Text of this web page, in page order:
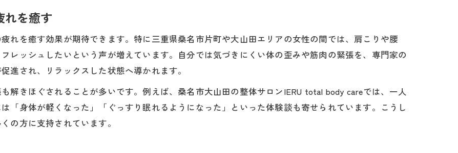
れを癒す
れを癒す効果が期待できます。特に三重県桑名市片町や大山田エリアの女性の間では、肩こりや腰
レッシュしたいという声が増えています。自分では気づきにくい体の歪みや筋肉の緊張を、専門家の
進され、リラックスした状態へ導かれます。
解きほぐされることが多いです。例えば、桑名市大山田の整体サロンIERU total body careでは、一人
「身体が軽くなった」「ぐっすり眠れるようになった」といった体験談も寄せられています。こうし
の方に支持されています。